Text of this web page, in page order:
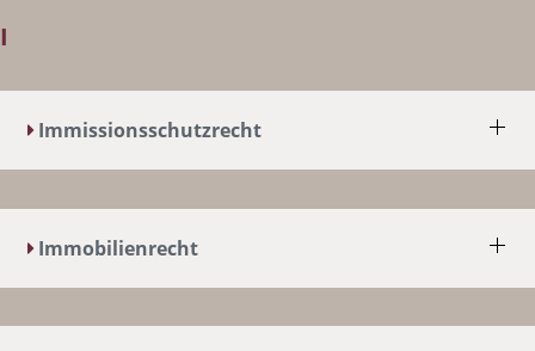
I
Immissionsschutzrecht
Immobilienrecht